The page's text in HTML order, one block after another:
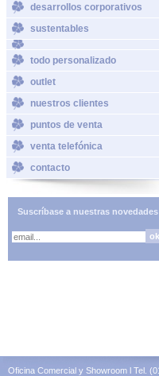
desarrollos corporativos
sustentables
todo personalizado
outlet
nuestros clientes
puntos de venta
venta telefónica
contacto
Suscríbase a nuestras novedades
Oficina Comercial y Showroom l Tel.